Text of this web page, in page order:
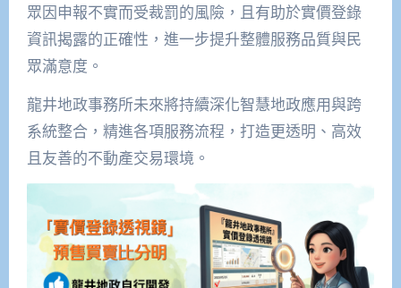
眾因申報不實而受裁罰的風險，且有助於實價登錄
資訊揭露的正確性，進一步提升整體服務品質與民
眾滿意度。
龍井地政事務所未來將持續深化智慧地政應用與跨
系統整合，精進各項服務流程，打造更透明、高效
且友善的不動產交易環境。